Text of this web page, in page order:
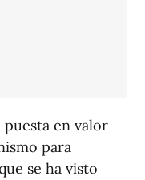
puesta en valor
para
se ha visto